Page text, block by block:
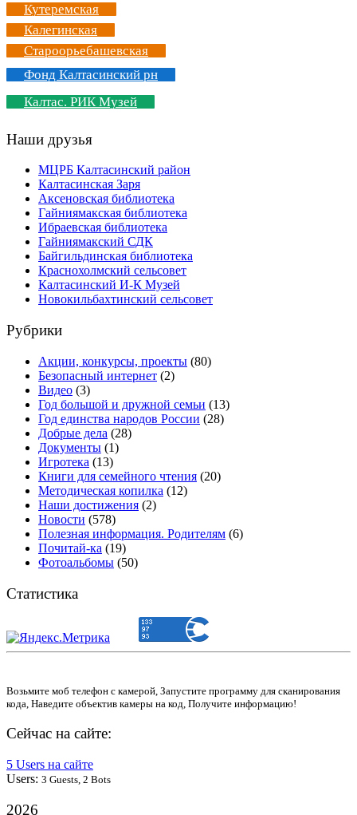
Кутеремская
Калегинская
Староорьебашевская
Фонд Калтасинский рн
Калтас. РИК Музей
Наши друзья
МЦРБ Калтасинский район
Калтасинская Заря
Аксеновская библиотека
Гайниямакская библиотека
Ибраевская библиотека
Гайниямакский СДК
Байгильдинская библиотека
Краснохолмский сельсовет
Калтасинский И-К Музей
Новокильбахтинский сельсовет
Рубрики
Акции, конкурсы, проекты (80)
Безопасный интернет (2)
Видео (3)
Год большой и дружной семьи (13)
Год единства народов России (28)
Добрые дела (28)
Документы (1)
Игротека (13)
Книги для семейного чтения (20)
Методическая копилка (12)
Наши достижения (2)
Новости (578)
Полезная информация. Родителям (6)
Почитай-ка (19)
Фотоальбомы (50)
Статистика
Возьмите моб телефон с камерой, Запустите программу для сканирования
кода, Наведите объектив камеры на код, Получите информацию!
Сейчас на сайте:
5 Users на сайте
Users: 3 Guests, 2 Bots
2026